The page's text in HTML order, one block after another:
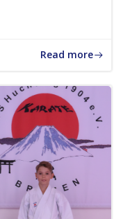
Read more